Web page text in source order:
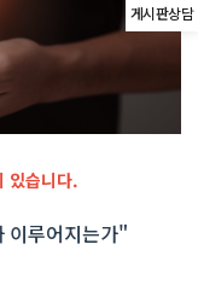
게시판상담
있습니다.
이루어지는가"